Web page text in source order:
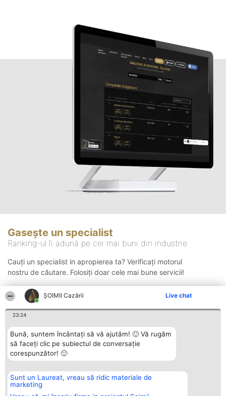
ȘOIMII Cazării Live chat
23:24
Bună, suntem încântați să vă ajutăm! 🙂 Vă rugăm
să faceți clic pe subiectul de conversație
corespunzător! 🙂
Sunt un Laureat, vreau să ridic materiale de
marketing
Gasește un specialist
Ranking-ul îi adună pe cei mai buni din industrie
Cauți un specialist in apropierea ta? Verificați motorul
nostru de căutare. Folosiți doar cele mai bune servicii!
Organizator Ranking
BRIGHT SOLUTIONS BR SRL
Aleea Timisul De Sus 2 Bl. A30
Plebiscyt
Lista Tuturor
Contact